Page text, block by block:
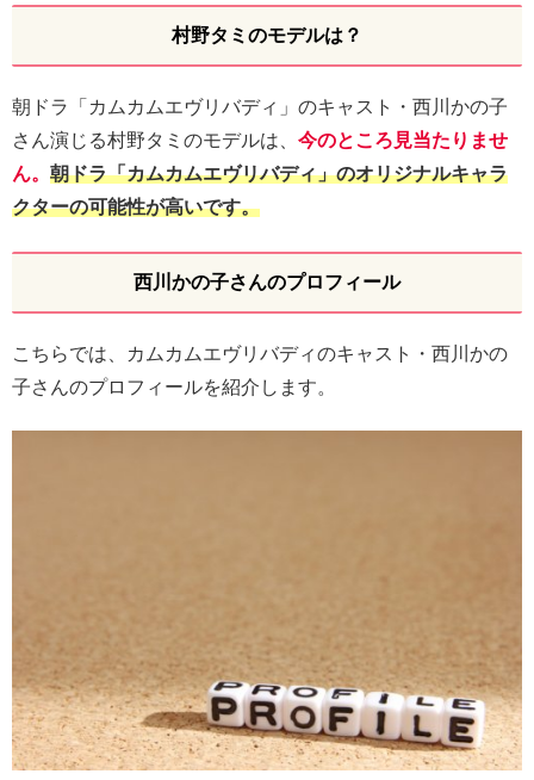
村野タミのモデルは？
朝ドラ「カムカムエヴリバディ」のキャスト・西川かの子
さん演じる村野タミのモデルは、 今のところ見当たりませ
ん。 朝ドラ「カムカムエヴリバディ」のオリジナルキャラ
クターの可能性が高いです。
西川かの子さんのプロフィール
こちらでは、カムカムエヴリバディのキャスト・西川かの
子さんのプロフィールを紹介します。